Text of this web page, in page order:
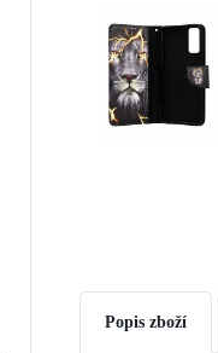
Popis zboží